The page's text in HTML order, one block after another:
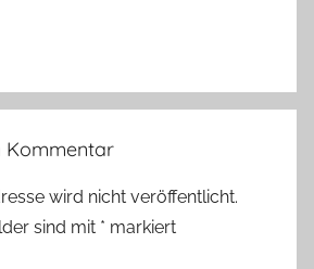
Kommentar
wird nicht veröffentlicht.
sind mit * markiert